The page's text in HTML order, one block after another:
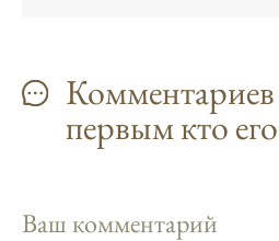
узнать точный прогноз
ближайшие дни.
На рыболовном
Комментариев
первым кто
Ваш комментарий